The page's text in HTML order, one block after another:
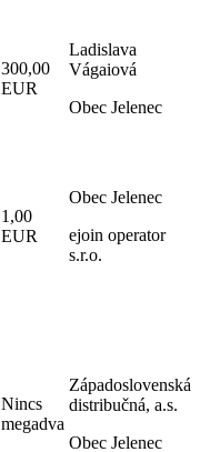
300,00
EUR
Ladislava
Vágaiová
Obec Jelenec
1,00
EUR
Obec Jelenec
ejoin operator
s.r.o.
Nincs
megadva
Západoslovenská
distribučná, a.s.
Obec Jelenec